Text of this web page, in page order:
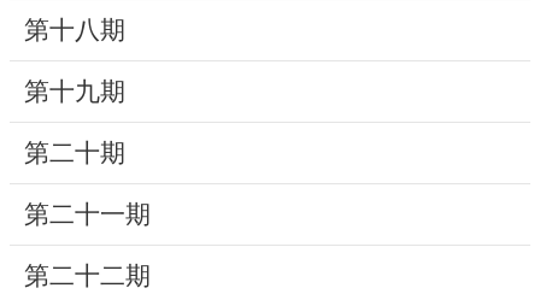
性
別
平
等
政
府
資
第十八期
第十九期
第二十期
第二十一期
第二十二期